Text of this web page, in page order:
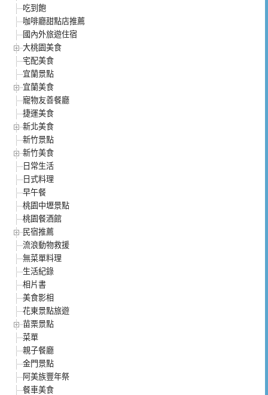
吃到飽
咖啡廳甜點店推薦
國內外旅遊住宿
大桃園美食
宅配美食
宜蘭景點
宜蘭美食
寵物友善餐廳
捷運美食
新北美食
新竹景點
新竹美食
日常生活
日式料理
早午餐
桃園中壢景點
桃園餐酒館
民宿推薦
流浪動物救援
無菜單料理
生活紀錄
相片書
美食影相
花東景點旅遊
苗栗景點
菜單
親子餐廳
金門景點
阿美族豐年祭
餐車美食